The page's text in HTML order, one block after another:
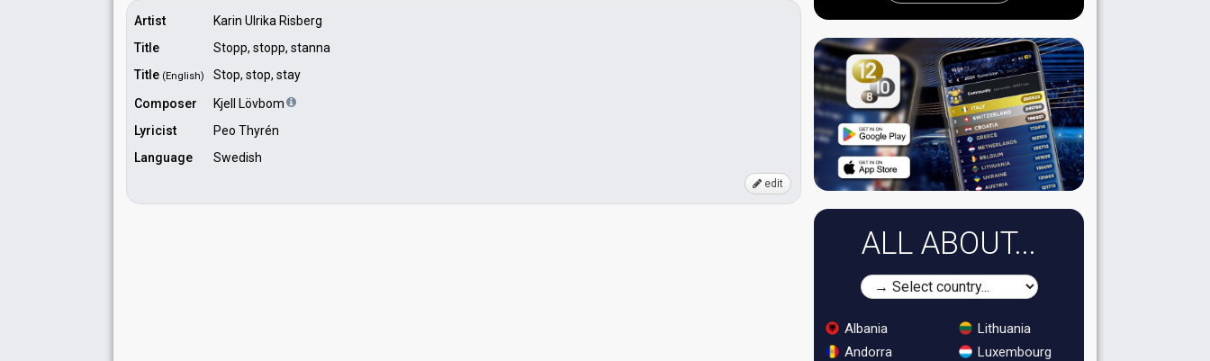
Artist
Karin Ulrika Risberg
Title
Stopp, stopp, stanna
Title (English)
Stop, stop, stay
Composer
Kjell Lövbom
Lyricist
Peo Thyrén
Language
Swedish
edit
ALL ABOUT...
Albania
Andorra
Lithuania
Luxembourg